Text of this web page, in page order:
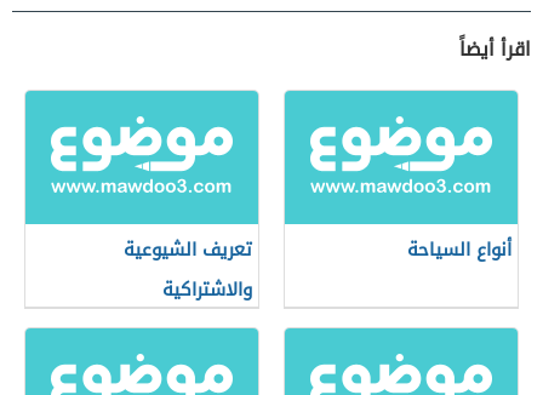
اقرأ أيضاً
أنواع السياحة
تعريف الشيوعية
والاشتراكية